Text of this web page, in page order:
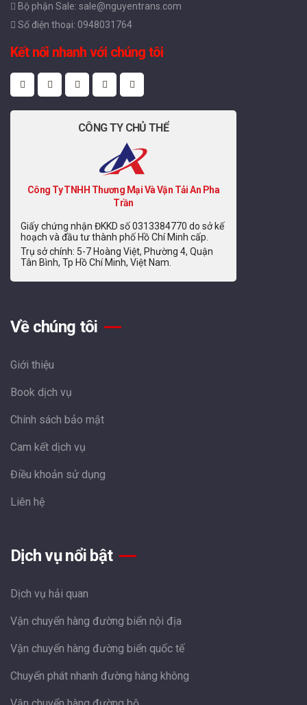
Bộ phận Sale: sale@nguyentrans.com
Số điện thoại: 0948031764
Kết nối nhanh với chúng tôi
CÔNG TY CHỦ THỂ
Công Ty TNHH Thương Mại Và Vận Tải An Pha
Trần
Giấy chứng nhận ĐKKD số 0313384770 do sở kế
hoạch và đầu tư thành phố Hồ Chí Minh cấp.
Trụ sở chính: 5-7 Hoàng Việt, Phường 4, Quận
Tân Bình, Tp Hồ Chí Minh, Việt Nam.
Về chúng tôi
Giới thiệu
Book dịch vụ
Chính sách bảo mật
Cam kết dịch vụ
Điều khoản sử dụng
Liên hệ
Dịch vụ nổi bật
Dịch vụ hải quan
Vận chuyển hàng đường biển nội địa
Vận chuyển hàng đường biển quốc tế
Chuyển phát nhanh đường hàng không